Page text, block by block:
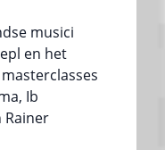
musici
en het
Ib
Rainer